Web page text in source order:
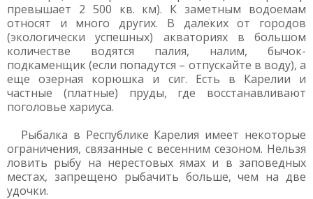
превышает 2 500 кв. км). К заметным водоемам
относят и много других. В далеких от городов
(экологически успешных) акваториях в большом
количестве водятся палия, налим, бычок-
подкаменщик (если попадутся – отпускайте в воду), а
еще озерная корюшка и сиг. Есть в Карелии и
частные (платные) пруды, где восстанавливают
поголовье хариуса.
Рыбалка в Республике Карелия имеет некоторые
ограничения, связанные с весенним сезоном. Нельзя
ловить рыбу на нерестовых ямах и в заповедных
местах, запрещено рыбачить больше, чем на две
удочки.